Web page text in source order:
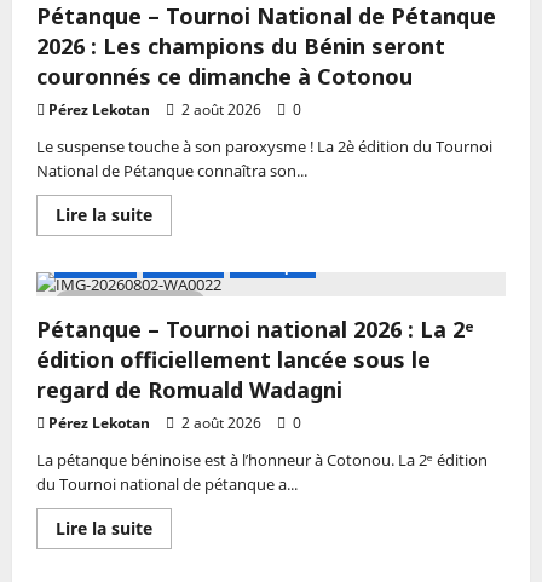
édition
Loïc
Champions
League
2026
Les
groupes
E
et
de
nouvelles
à
Godomey
Pétanque – Tournoi National de Pétanque
2026 : Les champions du Bénin seront
couronnés ce dimanche à Cotonou
Pérez Lekotan 2 août 2026 0
Le suspense touche à son paroxysme ! La 2è édition du Tournoi
National de Pétanque connaîtra son...
Lire la suiteEn
savoir
Pétanque
–
National
de
Pétanque
2026
:
Les
champions
du
Bénin
seront
couronnés
dimanche
à
Pétanque – Tournoi national 2026 : La 2ᵉ
édition officiellement lancée sous le
regard de Romuald Wadagni
Pérez Lekotan 2 août 2026 0
La pétanque béninoise est à l’honneur à Cotonou. La 2ᵉ édition
du Tournoi national de pétanque a...
Lire la suiteEn
savoir